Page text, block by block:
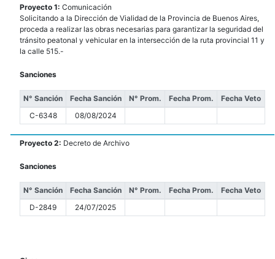
Proyecto 1: Comunicación
Solicitando a la Dirección de Vialidad de la Provincia de Buenos Aires,
proceda a realizar las obras necesarias para garantizar la seguridad del
tránsito peatonal y vehicular en la intersección de la ruta provincial 11 y
la calle 515.-
Sanciones
N° Sanción Fecha Sanción N° Prom. Fecha Prom.
Fecha Veto
C-6348
08/08/2024
Proyecto 2: Decreto de Archivo
Sanciones
N° Sanción Fecha Sanción N° Prom. Fecha Prom.
Fecha Veto
D-2849
24/07/2025